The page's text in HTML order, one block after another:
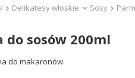
Delikatesy włoskie Sosy
sosów 200ml
do makaronów.